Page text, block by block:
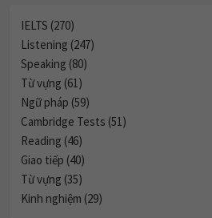
IELTS (270)
Listening (247)
Speaking (80)
Từ vựng (61)
Ngữ pháp (59)
Cambridge Tests (51)
Reading (46)
Giao tiếp (40)
Từ vựng (35)
Kinh nghiệm (29)